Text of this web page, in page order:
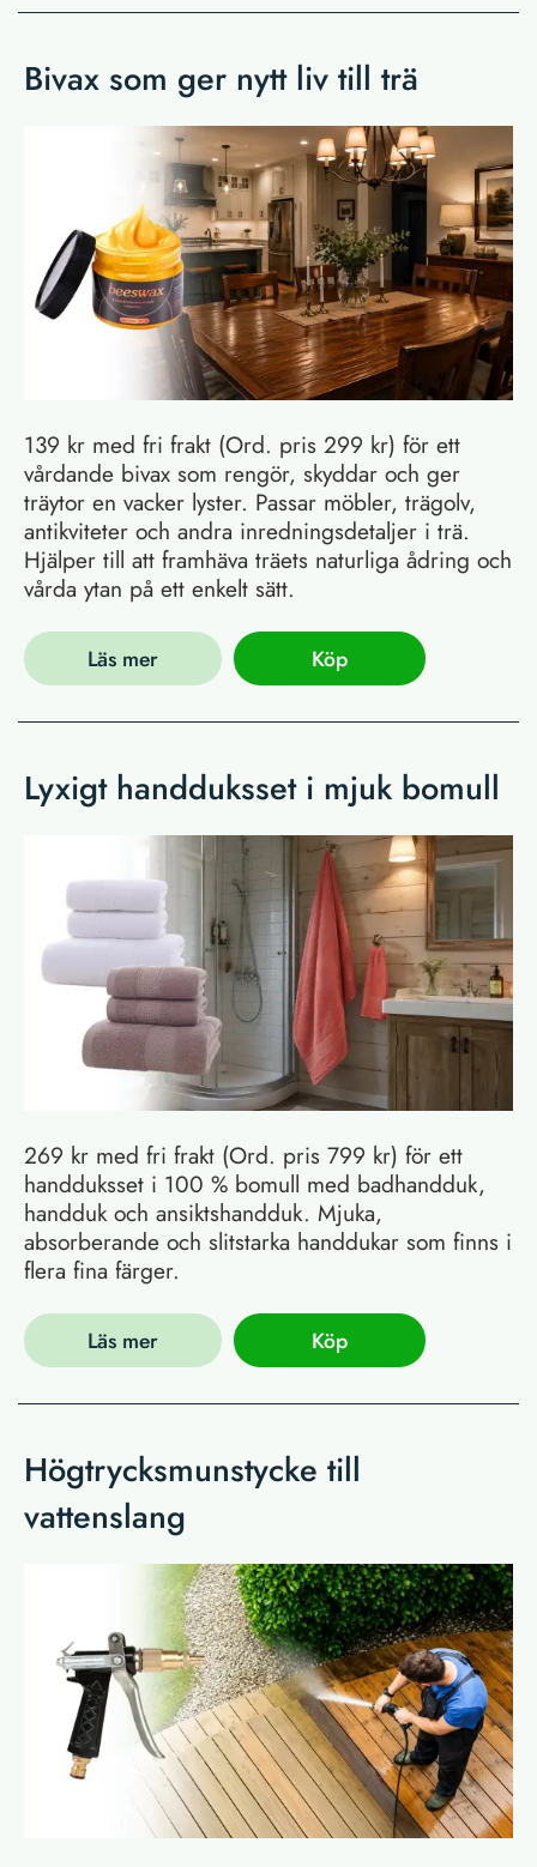
Bivax som ger nytt liv till trä
139 kr med fri frakt (Ord. pris 299 kr) för ett
vårdande bivax som rengör, skyddar och ger
träytor en vacker lyster. Passar möbler, trägolv,
antikviteter och andra inredningsdetaljer i trä.
Hjälper till att framhäva träets naturliga ådring och
vårda ytan på ett enkelt sätt.
Läs mer Köp
Lyxigt handduksset i mjuk bomull
269 kr med fri frakt (Ord. pris 799 kr) för ett
handduksset i 100 % bomull med badhandduk,
handduk och ansiktshandduk. Mjuka,
absorberande och slitstarka handdukar som finns i
flera fina färger.
Läs mer Köp
Högtrycksmunstycke till
vattenslang